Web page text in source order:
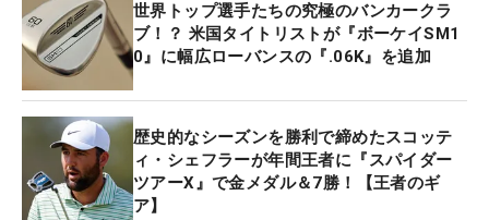
世界トップ選手たちの究極のバンカークラ
ブ！？ 米国タイトリストが『ボーケイSM1
0』に幅広ローバンスの『.06K』を追加
歴史的なシーズンを勝利で締めたスコッテ
ィ・シェフラーが年間王者に『スパイダー
ツアーX』で金メダル＆7勝！【王者のギ
ア】